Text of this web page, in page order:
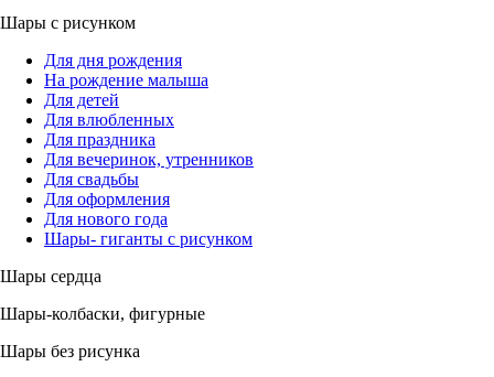
Шары с рисунком
Для дня рождения
На рождение малыша
Для детей
Для влюбленных
Для праздника
Для вечеринок, утренников
Для свадьбы
Для оформления
Для нового года
Шары- гиганты с рисунком
Шары сердца
Шары-колбаски, фигурные
Шары без рисунка